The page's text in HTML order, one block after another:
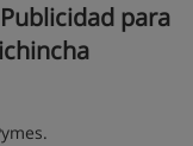
para